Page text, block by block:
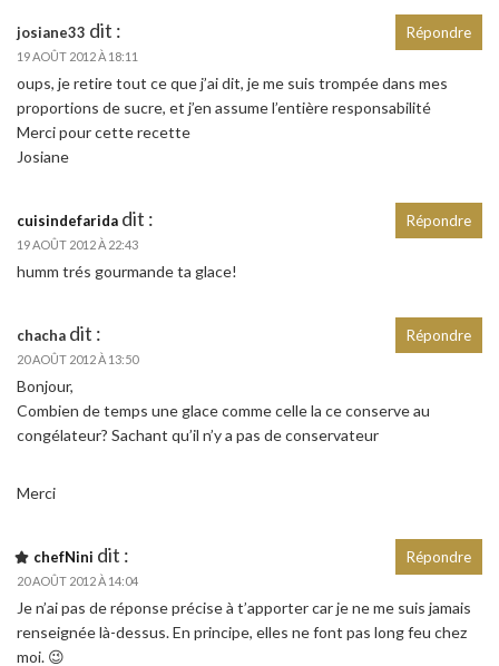
josiane33 dit :
19 AOÛT 2012 À 18:11
oups, je retire tout ce que j’ai dit, je me suis trompée dans mes
proportions de sucre, et j’en assume l’entière responsabilité
Merci pour cette recette
Josiane
Répondre
cuisindefarida dit :
19 AOÛT 2012 À 22:43
humm trés gourmande ta glace!
Répondre
chacha dit :
20 AOÛT 2012 À 13:50
Bonjour,
Combien de temps une glace comme celle la ce conserve au
congélateur? Sachant qu’il n’y a pas de conservateur
Merci
Répondre
chefNini dit :
20 AOÛT 2012 À 14:04
Je n’ai pas de réponse précise à t’apporter car je ne me suis jamais
renseignée là-dessus. En principe, elles ne font pas long feu chez
moi. 😉
Répondre